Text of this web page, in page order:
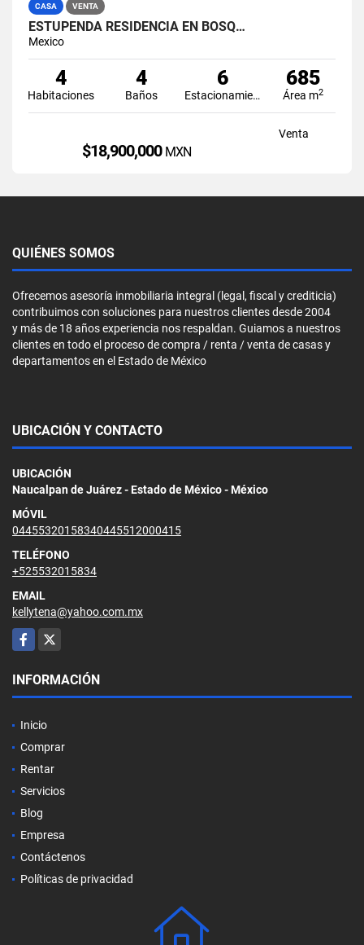
CASA VENTA
ESTUPENDA RESIDENCIA EN BOSQ…
Mexico
4
Habitaciones
4
Baños
6
Estacionamiento
685
Área m2
Venta
$18,900,000 MXN
QUIÉNES SOMOS
Ofrecemos asesoría inmobiliaria integral (legal, fiscal y crediticia)
contribuimos con soluciones para nuestros clientes desde 2004
y más de 18 años experiencia nos respaldan. Guiamos a nuestros
clientes en todo el proceso de compra / renta / venta de casas y
departamentos en el Estado de México
UBICACIÓN Y CONTACTO
UBICACIÓN
Naucalpan de Juárez - Estado de México - México
MÓVIL
04455320158340445512000415
TELÉFONO
+525532015834
EMAIL
kellytena@yahoo.com.mx
Facebook
X
INFORMACIÓN
Inicio
Comprar
Rentar
Servicios
Blog
Empresa
Contáctenos
Políticas de privacidad